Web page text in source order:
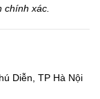
chính xác.
Diễn, TP Hà Nội